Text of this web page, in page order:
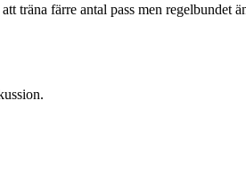
träna färre antal pass men regelbundet